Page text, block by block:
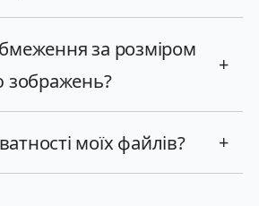
за розміром
зображень?
+
моїх файлів? +